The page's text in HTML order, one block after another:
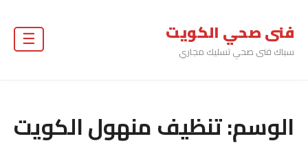
فنى صحي الكويت
سباك فنى صحي تسليك مجاري
الوسم:تنظيف منهول الكويت